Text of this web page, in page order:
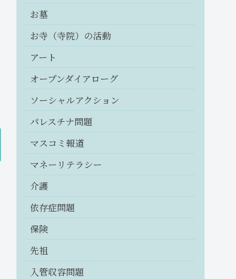
お墓
お寺（寺院）の活動
アート
オープンダイアローグ
ソーシャルアクション
パレスチナ問題
マスコミ報道
マネーリテラシー
介護
依存症問題
保険
先祖
入管収容問題